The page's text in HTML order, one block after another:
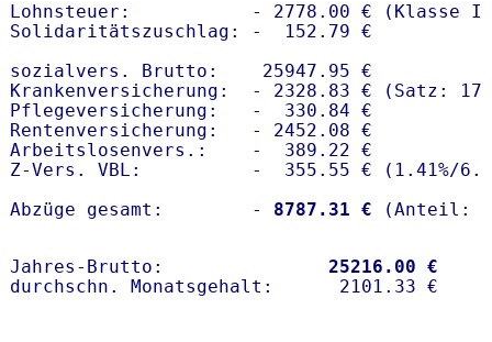
Lohnsteuer:           - 2778.00 € (Klasse I)
Solidaritätszuschlag: -  152.79 €
sozialvers. Brutto:    25947.95 €
Krankenversicherung:  - 2328.83 € (Satz:
Pflegeversicherung:   -  330.84 €
Rentenversicherung:   - 2452.08 €
Arbeitslosenvers.:    -  389.22 €
Z-Vers. VBL:          -  355.55 € ( 1.41%/
Abzüge gesamt:        -
8787.31 €
Jahres-Brutto: 25216.00 €